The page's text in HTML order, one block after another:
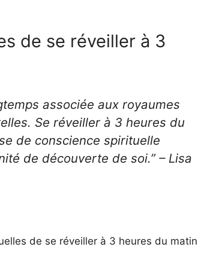
de se réveiller à 3
associée aux royaumes
Se réveiller à 3 heures du
de conscience spirituelle
de découverte de soi.” – Lisa
de se réveiller à 3 heures du matin